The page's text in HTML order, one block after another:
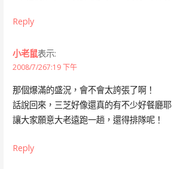
Reply
小老鼠表示:
2008/7/267:19 下午
那個爆滿的盛況，會不會太誇張了啊！
話說回來，三芝好像還真的有不少好餐廳耶
讓大家願意大老遠跑一趟，還得排隊呢！
Reply